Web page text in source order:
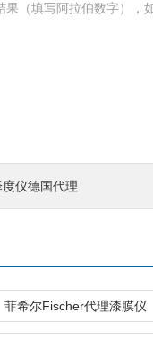
果（填写阿拉伯数字），
度仪德国代理
菲希尔Fischer代理漆膜仪